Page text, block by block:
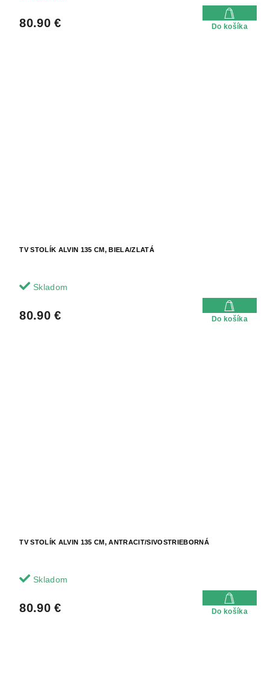
80.90 € Do košíka
TV STOLÍK ALVIN 135 CM, BIELA/ZLATÁ
Skladom
80.90 € Do košíka
TV STOLÍK ALVIN 135 CM, ANTRACIT/SIVOSTRIEBORNÁ
Skladom
80.90 € Do košíka